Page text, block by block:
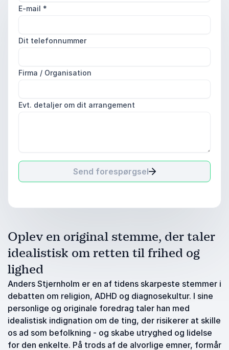
E-mail *
Dit telefonnummer
Firma / Organisation
Evt. detaljer om dit arrangement
Send forespørgsel
Oplev en original stemme, der taler
idealistisk om retten til frihed og
lighed
Anders Stjernholm er en af tidens skarpeste stemmer i
debatten om religion, ADHD og diagnosekultur. I sine
personlige og originale foredrag taler han med
idealistisk indignation om de ting, der risikerer at skille
os ad som befolkning - og skabe utryghed og lidelse
for den enkelte. På trods af de alvorlige emner, formår